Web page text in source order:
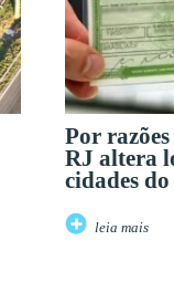
Por
RJ altera
cidades
leia mais